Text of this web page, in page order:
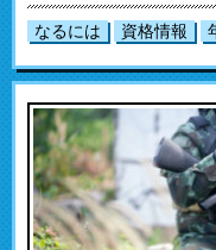
なるには 資格情報